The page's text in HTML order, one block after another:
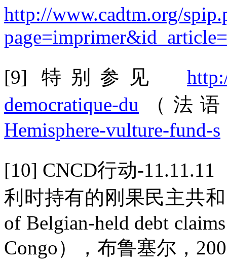
http://www.cadtm.org/
[9]特别参见
democratique-du （法
Hemisphere-vulture-fund-s
[10] CNCD行动-11.11.11
利时持有的刚果民主共
of Belgian-held debt
Congo），布鲁塞尔，